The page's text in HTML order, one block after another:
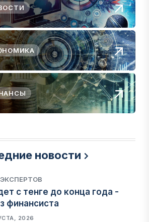
новости
с тенге до конца года -
финансиста
2026